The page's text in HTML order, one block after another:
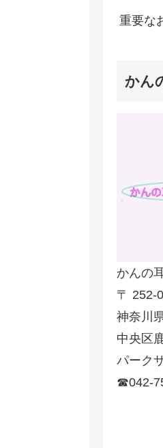
重要な
かん
かんの
〒 252-
神奈川
中央区
パーク
☎042-